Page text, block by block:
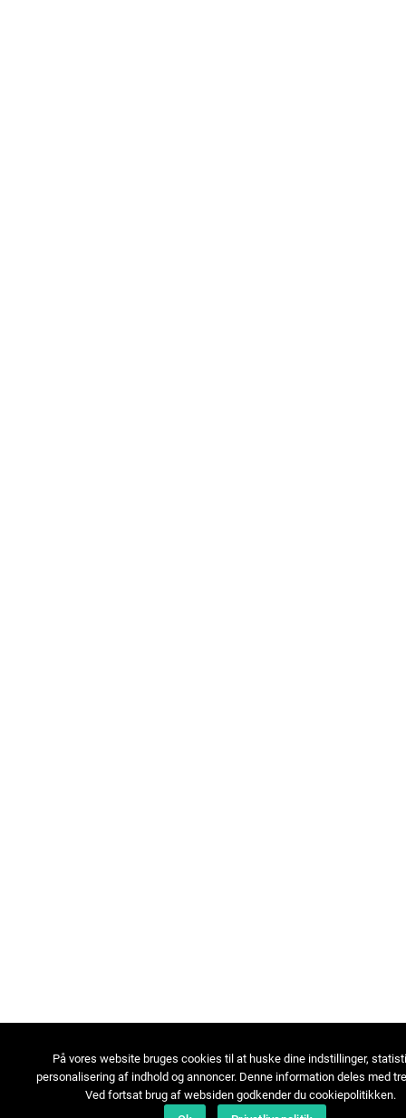
På vores website bruges cookies til at huske dine indstillinger,
personalisering af indhold og annoncer. Denne information deles med
Ved fortsat brug af websiden godkender du cookiepolitikken.